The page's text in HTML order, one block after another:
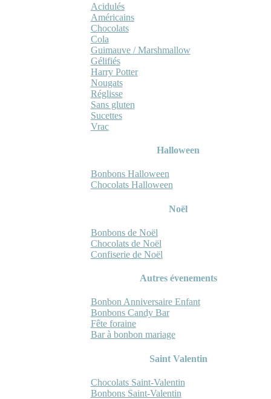
Acidulés
Américains
Chocolats
Cola
Guimauve / Marshmallow
Gélifiés
Harry Potter
Nougats
Réglisse
Sans gluten
Sucettes
Vrac
Halloween
Bonbons Halloween
Chocolats Halloween
Noël
Bonbons de Noël
Chocolats de Noël
Confiserie de Noël
Autres évenements
Bonbon Anniversaire Enfant
Bonbons Candy Bar
Fête foraine
Bar à bonbon mariage
Saint Valentin
Chocolats Saint-Valentin
Bonbons Saint-Valentin